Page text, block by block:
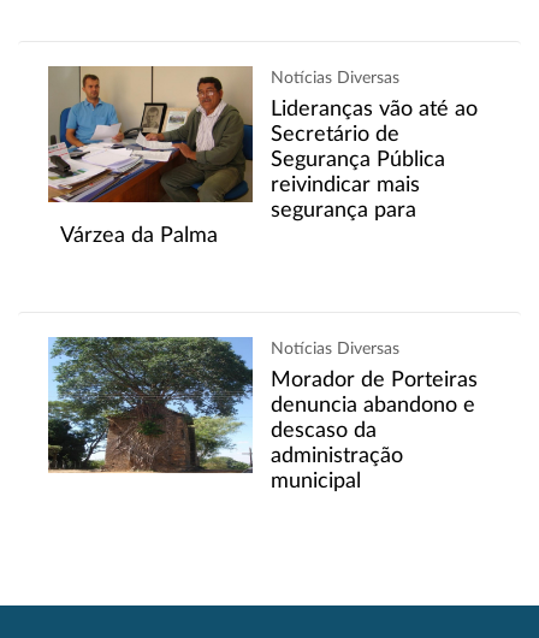
Notícias Diversas
Lideranças vão até ao
Secretário de
Segurança Pública
reivindicar mais
segurança para
Várzea da Palma
Notícias Diversas
Morador de Porteiras
denuncia abandono e
descaso da
administração
municipal